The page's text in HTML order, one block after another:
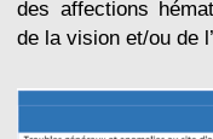
des affections
de la vision et/ou de